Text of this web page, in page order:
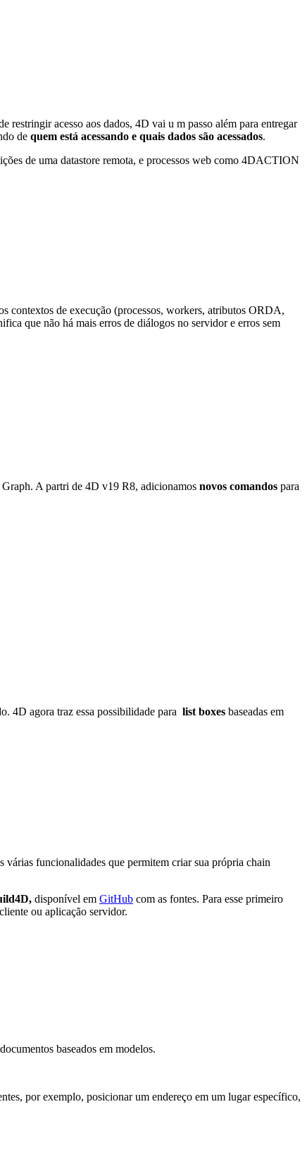
acesso aos dados, 4D vai u m passo além para entregar
de quem está acessando e quais dados são acessados.
de uma datastore remota, e processos web como 4DACTION
contextos de execução (processos, workers, atributos ORDA,
que não há mais erros de diálogos no servidor e erros sem
A partri de 4D v19 R8, adicionamos novos comandos para
4D agora traz essa possibilidade para list boxes baseadas em
funcionalidades que permitem criar sua própria chain
disponível em GitHub com as fontes. Para esse primeiro
ou aplicação servidor.
baseados em modelos.
por exemplo, posicionar um endereço em um lugar específico,